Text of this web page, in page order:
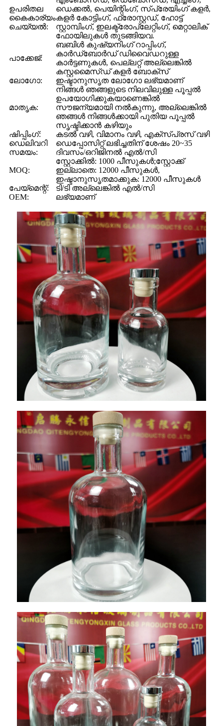
ഉപരിതല
കൈകാര്യം
ചെയ്യൽ:
ഡെക്കൽ, പെയിന്റിംഗ്, സ്പ്രേയിംഗ് കളർ,
കളർ കോട്ടിംഗ്, ഫ്രോസ്റ്റഡ്, ഹോട്ട്
സ്റ്റാമ്പിംഗ്, ഇലക്ട്രോപ്ലേറ്റിംഗ്, മെറ്റാലിക്
ഫോയിലുകൾ തുടങ്ങിയവ.
പാക്കേജ്:
ബബിൾ കുഷ്യനിംഗ് റാപ്പിംഗ്,
കാർഡ്ബോർഡ് ഡിവൈഡറുള്ള
കാർട്ടണുകൾ, പെല്ലറ്റ് അല്ലെങ്കിൽ
കസ്റ്റമൈസ്ഡ് കളർ ബോക്സ്
ലോഗോ:
ഇഷ്ടാനുസൃത ലോഗോ ലഭ്യമാണ്
മാതൃക:
നിങ്ങൾ ഞങ്ങളുടെ നിലവിലുള്ള പൂപ്പൽ
ഉപയോഗിക്കുകയാണെങ്കിൽ
സൗജന്യമായി നൽകുന്നു, അല്ലെങ്കിൽ
ഞങ്ങൾ നിങ്ങൾക്കായി പുതിയ പൂപ്പൽ
സൃഷ്ടിക്കാൻ കഴിയും
ഷിപ്പിംഗ്:
കടൽ വഴി, വിമാനം വഴി, എക്സ്പ്രസ് വഴി
ഡെലിവറി
സമയം:
ഡെപ്പോസിറ്റ് ലഭിച്ചതിന് ശേഷം 20~35
ദിവസം/ഒറിജിനൽ എൽ/സി
MOQ:
സ്റ്റോക്കിൽ: 1000 പീസുകൾ;സ്റ്റോക്ക്
ഇല്ലാതെ: 12000 പീസുകൾ,
ഇഷ്ടാനുസൃതമാക്കുക: 12000 പീസുകൾ
പേയ്മെന്റ്:
ടി/ടി അല്ലെങ്കിൽ എൽ/സി
OEM:
ലഭ്യമാണ്